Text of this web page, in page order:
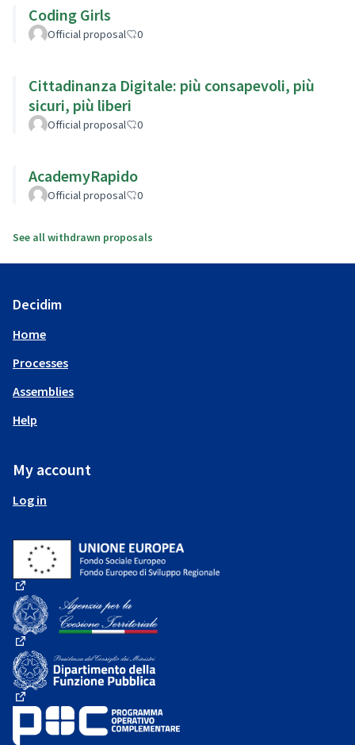
Coding Girls
Official proposal 0
Cittadinanza Digitale: più consapevoli, più
sicuri, più liberi
Official proposal 0
AcademyRapido
Official proposal 0
See all withdrawn proposals
Decidim
Home
Processes
Assemblies
Help
My account
Log in
(External link)
(External link)
(External link)